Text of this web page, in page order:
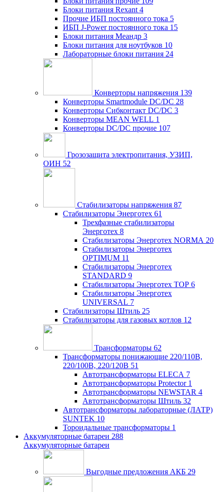
Блоки питания Rexant 4
Прочие ИБП постоянного тока 5
ИБП J-Power постоянного тока 15
Блоки питания Меандр 3
Блоки питания для ноутбуков 10
Лабораторные блоки питания 24
Конверторы напряжения 139
Конверторы Smartmodule DC/DC 28
Конверторы Сибконтакт DC/DC 3
Конверторы MEAN WELL 1
Конверторы DC/DC прочие 107
Грозозащита электропитания, УЗИП,
ОИН 52
Стабилизаторы напряжения 87
Стабилизаторы Энерготех 61
Трехфазные стабилизаторы
Энерготех 8
Стабилизаторы Энерготех NORMA 20
Стабилизаторы Энерготех
OPTIMUM 11
Стабилизаторы Энерготех
STANDARD 9
Стабилизаторы Энерготех TOP 6
Стабилизаторы Энерготех
UNIVERSAL 7
Стабилизаторы Штиль 25
Стабилизаторы для газовых котлов 12
Трансформаторы 62
Трансформаторы понижающие 220/110В,
220/100В, 220/120В 51
Автотрансформаторы ELECA 7
Автотрансформаторы Protector 1
Автотрансформаторы NEWSTAR 4
Автотрансформаторы Штиль 32
Автотрансформаторы лабораторные (ЛАТР)
SUNTEK 10
Тороидальные трансформаторы 1
Аккумуляторные батареи 288
Аккумуляторные батареи
Выгодные предложения АКБ 29